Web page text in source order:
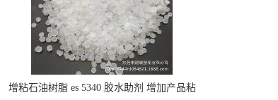
增粘石油树脂 es 5340 胶水助剂 增加产品粘